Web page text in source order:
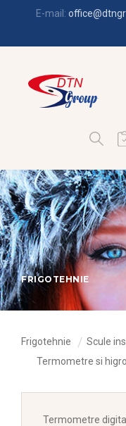
E-mail:
FRIGOTEHNIE
Frigotehnie Scule
Termometre si
Termometre